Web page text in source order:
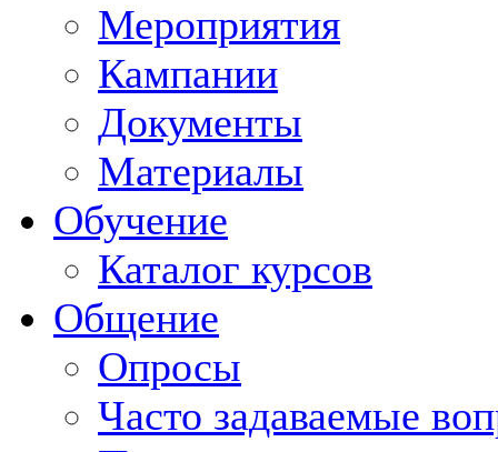
Мероприятия
Кампании
Документы
Материалы
Обучение
Каталог курсов
Общение
Опросы
Часто задаваемые